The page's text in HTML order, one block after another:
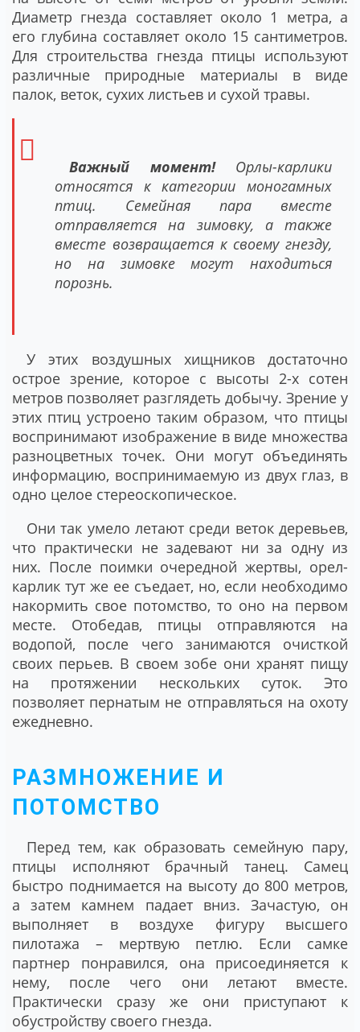
Диаметр гнезда составляет около 1 метра, а
его глубина составляет около 15 сантиметров.
Для строительства гнезда птицы используют
различные природные материалы в виде
палок, веток, сухих листьев и сухой травы.
Важный момент!Орлы-карлики
относятся к категории моногамных
птиц. Семейная пара вместе
отправляется на зимовку, а также
вместе возвращается к своему гнезду,
но на зимовке могут находиться
порознь.
У этих воздушных хищников достаточно
острое зрение, которое с высоты 2-х сотен
метров позволяет разглядеть добычу. Зрение у
этих птиц устроено таким образом, что птицы
воспринимают изображение в виде множества
разноцветных точек. Они могут объединять
информацию, воспринимаемую из двух глаз, в
одно целое стереоскопическое.
Они так умело летают среди веток деревьев,
что практически не задевают ни за одну из
них. После поимки очередной жертвы, орел-
карлик тут же ее съедает, но, если необходимо
накормить свое потомство, то оно на первом
месте. Отобедав, птицы отправляются на
водопой, после чего занимаются очисткой
своих перьев. В своем зобе они хранят пищу
на протяжении нескольких суток. Это
позволяет пернатым не отправляться на охоту
ежедневно.
РАЗМНОЖЕНИЕ И
ПОТОМСТВО
Перед тем, как образовать семейную пару,
птицы исполняют брачный танец. Самец
быстро поднимается на высоту до 800 метров,
а затем камнем падает вниз. Зачастую, он
выполняет в воздухе фигуру высшего
пилотажа – мертвую петлю. Если самке
партнер понравился, она присоединяется к
нему, после чего они летают вместе.
Практически сразу же они приступают к
обустройству своего гнезда.